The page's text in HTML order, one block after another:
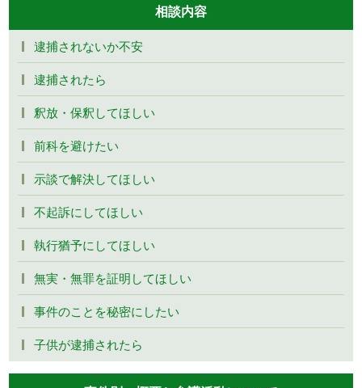
相談内容
逮捕されないか不安
逮捕されたら
釈放・保釈してほしい
前科を避けたい
示談で解決してほしい
不起訴にしてほしい
執行猶予にしてほしい
無実・無罪を証明してほしい
事件のことを秘密にしたい
子供が逮捕されたら